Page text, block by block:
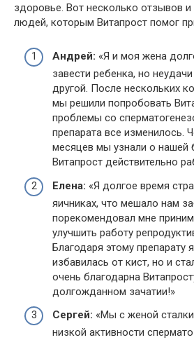
здоровье. Вот несколько отзывов
людей, которым Витапрост помог
Андрей: «Я и моя жена
завести ребенка, но
другой. После нескольких
мы решили попробовать
проблемы со
препарата все изменилось.
месяцев мы узнали о нашей
Витапрост действительно
Елена: «Я долгое время
яичниках, что мешало нам
порекомендовал мне
улучшить работу
Благодаря этому препарату
избавилась от кист, но и
очень благодарна
долгожданном зачатии!»
Сергей: «Мы с женой
низкой активности